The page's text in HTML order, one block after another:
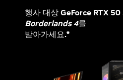
행사 대상 GeForce RTX 50
Borderlands 4를
받아가세요.*